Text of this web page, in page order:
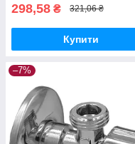
298,58 ₴ 321,06 ₴
Купити
–7%